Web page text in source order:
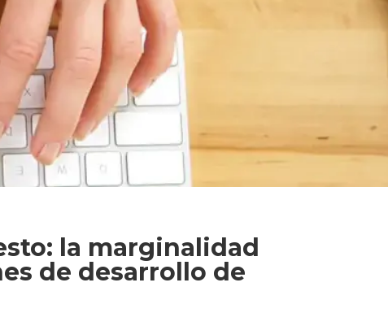
la marginalidad
de desarrollo de